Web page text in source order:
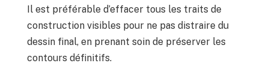
Il est préférable d’effacer tous les traits de
construction visibles pour ne pas distraire du
dessin final, en prenant soin de préserver les
contours définitifs.